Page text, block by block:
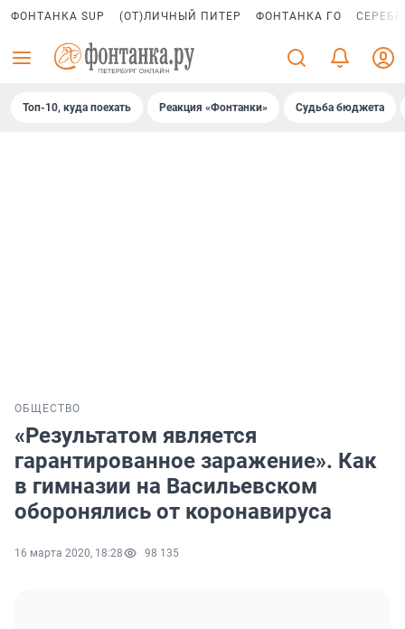
ФОНТАНКА SUP (ОТ)ЛИЧНЫЙ ПИТЕР ФОНТАНКА ГО
Топ-10, куда поехать Реакция «Фонтанки» Судьба бюджета
ОБЩЕСТВО
«Результатом является
гарантированное заражение». Как
в гимназии на Васильевском
оборонялись от коронавируса
16 марта 2020, 18:28 98 135